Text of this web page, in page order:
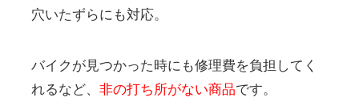
穴いたずらにも対応。
バイクが見つかった時にも修理費を負担してく
れるなど、 非の打ち所がない商品です。